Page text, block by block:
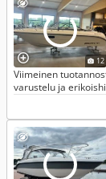
12
Viimeinen
varustelu ja